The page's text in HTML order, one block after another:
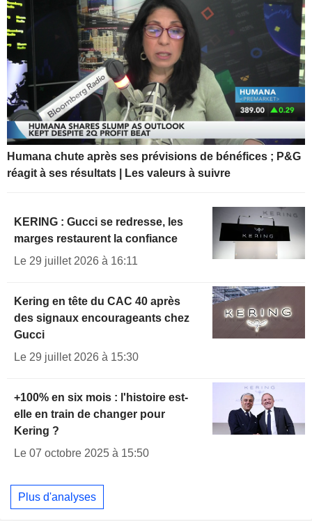
Humana chute après ses prévisions de bénéfices ; P&G
réagit à ses résultats | Les valeurs à suivre
KERING : Gucci se redresse, les
marges restaurent la confiance
Le 29 juillet 2026 à 16:11
Kering en tête du CAC 40 après
des signaux encourageants chez
Gucci
Le 29 juillet 2026 à 15:30
+100% en six mois : l'histoire est-
elle en train de changer pour
Kering ?
Le 07 octobre 2025 à 15:50
Plus d'analyses